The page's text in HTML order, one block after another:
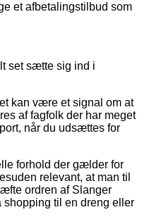
et afbetalingstilbud som
set sætte sig ind i
kan være et signal om at
af fagfolk der har meget
når du udsættes for
forhold der gælder for
relevant, at man til
ordren af Slanger
shopping til en dreng eller